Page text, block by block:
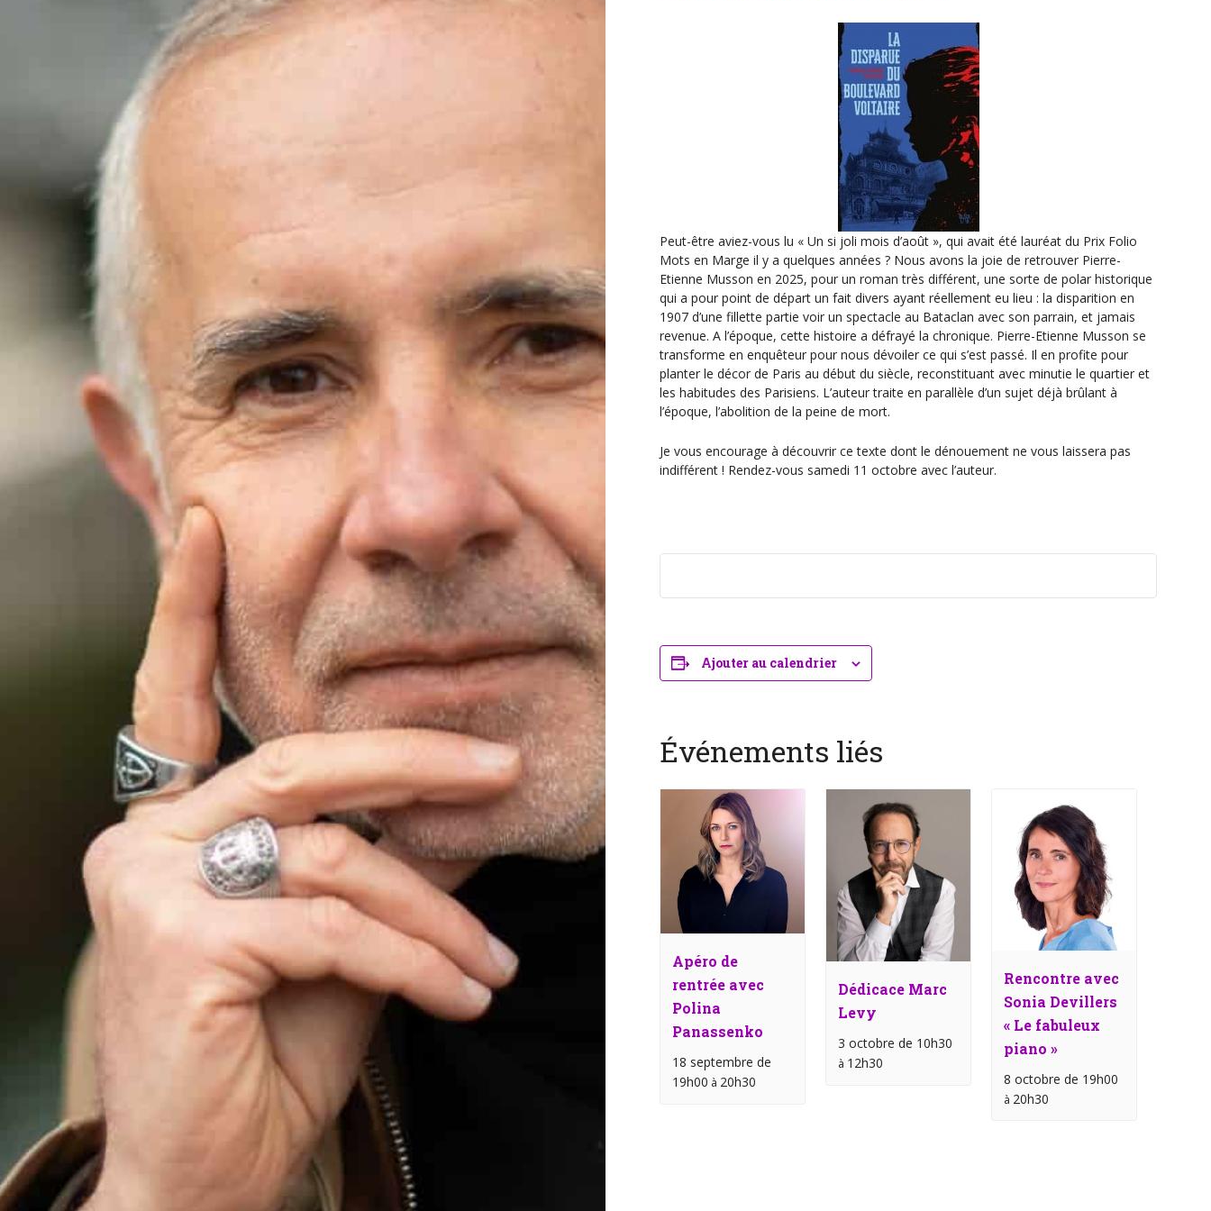
n
e
m
e
n
t
Peut-être aviez-vous lu « Un si joli mois d’août », qui avait été lauréat du Prix Folio
Mots en Marge il y a quelques années ? Nous avons la joie de retrouver Pierre-
Etienne Musson en 2025, pour un roman très différent, une sorte de polar historique
qui a pour point de départ un fait divers ayant réellement eu lieu : la disparition en
1907 d’une fillette partie voir un spectacle au Bataclan avec son parrain, et jamais
revenue. A l’époque, cette histoire a défrayé la chronique. Pierre-Etienne Musson se
transforme en enquêteur pour nous dévoiler ce qui s’est passé. Il en profite pour
planter le décor de Paris au début du siècle, reconstituant avec minutie le quartier et
les habitudes des Parisiens. L’auteur traite en parallèle d’un sujet déjà brûlant à
l’époque, l’abolition de la peine de mort.
Je vous encourage à découvrir ce texte dont le dénouement ne vous laissera pas
indifférent ! Rendez-vous samedi 11 octobre avec l’auteur.
Ajouter au calendrier
Événements liés
Apéro de
rentrée avec
Polina
Panassenko
18 septembre de
19h00 à 20h30
Dédicace Marc
Levy
3 octobre de 10h30
à 12h30
Rencontre avec
Sonia Devillers
« Le fabuleux
piano »
8 octobre de 19h00
à 20h30